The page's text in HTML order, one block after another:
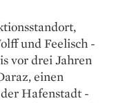
und ­Feelisch
vor drei Jahren
einen
Hafenstadt